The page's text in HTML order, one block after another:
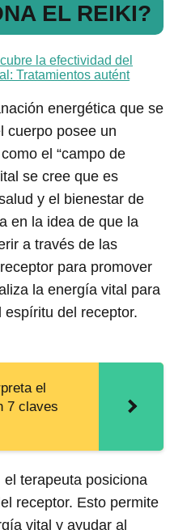
EL REIKI?
la efectividad del
Tratamientos autént
energética que se
cuerpo posee un
el “campo de
se cree que es
y el bienestar de
en la idea de que la
a través de las
para promover
la energía vital para
del receptor.
el
7 claves
terapeuta posiciona
receptor. Esto permite
vital y ayudar al